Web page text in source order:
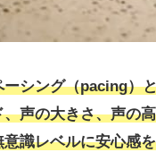
ーシング（pacing）
、声の大きさ、声の
意識レベルに安心感